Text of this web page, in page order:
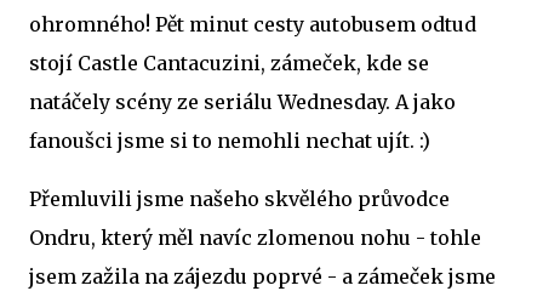
ohromného! Pět minut cesty autobusem odtud
stojí Castle Cantacuzini, zámeček, kde se
natáčely scény ze seriálu Wednesday. A jako
fanoušci jsme si to nemohli nechat ujít. :)
Přemluvili jsme našeho skvělého průvodce
Ondru, který měl navíc zlomenou nohu - tohle
jsem zažila na zájezdu poprvé - a zámeček jsme